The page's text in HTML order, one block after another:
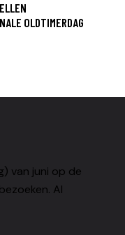
OLDTIMERDAG
van juni op de
Al